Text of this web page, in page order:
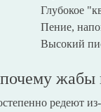
Глубокое
Пение,
Высокий
жабы
редеют